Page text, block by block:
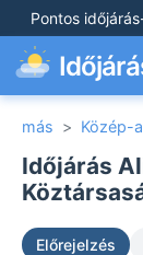
Pontos
más > Közép-
Időjárás
Előrejelzés